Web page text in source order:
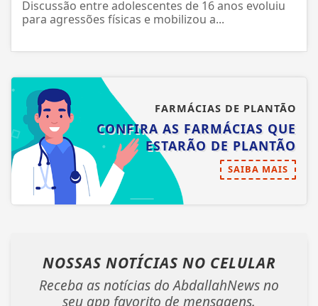
Briga entre alunas termina na delegacia
Discussão entre adolescentes de 16 anos evoluiu
para agressões físicas e mobilizou a...
FARMÁCIAS DE PLANTÃO
SAIBA MAIS